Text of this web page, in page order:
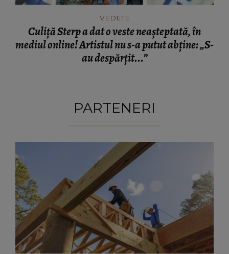
VEDETE
Culiță Sterp a dat o veste neașteptată, în
mediul online! Artistul nu s-a putut abține: „S-
au despărțit...”
PARTENERI